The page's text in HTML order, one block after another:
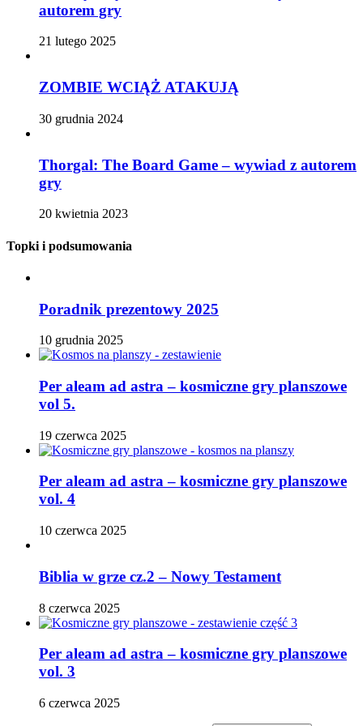
autorem gry
21 lutego 2025
ZOMBIE WCIĄŻ ATAKUJĄ
30 grudnia 2024
Thorgal: The Board Game – wywiad z autorem
gry
20 kwietnia 2023
Topki i podsumowania
Poradnik prezentowy 2025
10 grudnia 2025
Per aleam ad astra – kosmiczne gry planszowe
vol 5.
19 czerwca 2025
Per aleam ad astra – kosmiczne gry planszowe
vol. 4
10 czerwca 2025
Biblia w grze cz.2 – Nowy Testament
8 czerwca 2025
Per aleam ad astra – kosmiczne gry planszowe
vol. 3
6 czerwca 2025